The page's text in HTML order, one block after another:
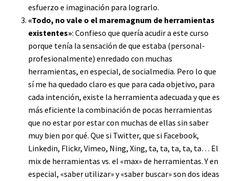
esfuerzo e imaginación para lograrlo.
«Todo, no vale o el maremagnum de herramientas
existentes»: Confieso que quería acudir a este curso
porque tenía la sensación de que estaba (personal-
profesionalmente) enredado con muchas
herramientas, en especial, de socialmedia. Pero lo que
sí me ha quedado claro es que para cada objetivo, para
cada intención, existe la herramienta adecuada y que es
más eficiente la combinación de pocas herramientas
que no estar por estar con muchas de ellas sin saber
muy bien por qué. Que si Twitter, que si Facebook,
Linkedin, Flickr, Vimeo, Ning, Xing, ta, ta, ta, ta, ta… El
mix de herramientas vs. el «max» de herramientas. Y en
especial, «saber utilizar» y «saber buscar» son dos ideas